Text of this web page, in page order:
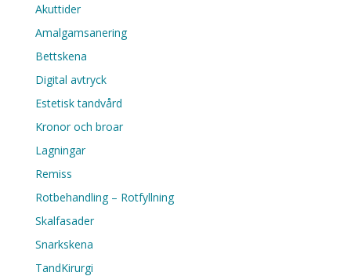
Akuttider
Amalgamsanering
Bettskena
Digital avtryck
Estetisk tandvård
Kronor och broar
Lagningar
Remiss
Rotbehandling – Rotfyllning
Skalfasader
Snarkskena
TandKirurgi